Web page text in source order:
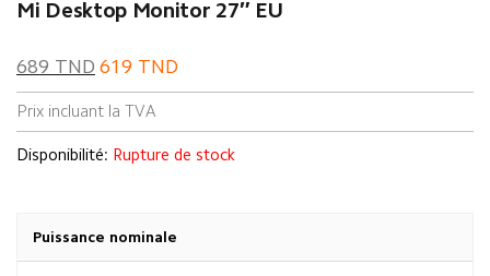
Mi Desktop Monitor 27″ EU
689 TND 619 TND
Prix incluant la TVA
Disponibilité: Rupture de stock
Puissance nominale